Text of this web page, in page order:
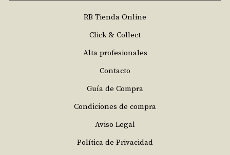
RB Tienda Online
Click & Collect
Alta profesionales
Contacto
Guía de Compra
Condiciones de compra
Aviso Legal
Política de Privacidad